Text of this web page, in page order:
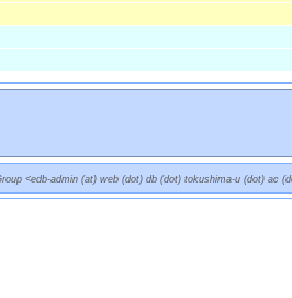
<edb-admin (at) web (dot) db (dot) tokushima-u (dot) ac